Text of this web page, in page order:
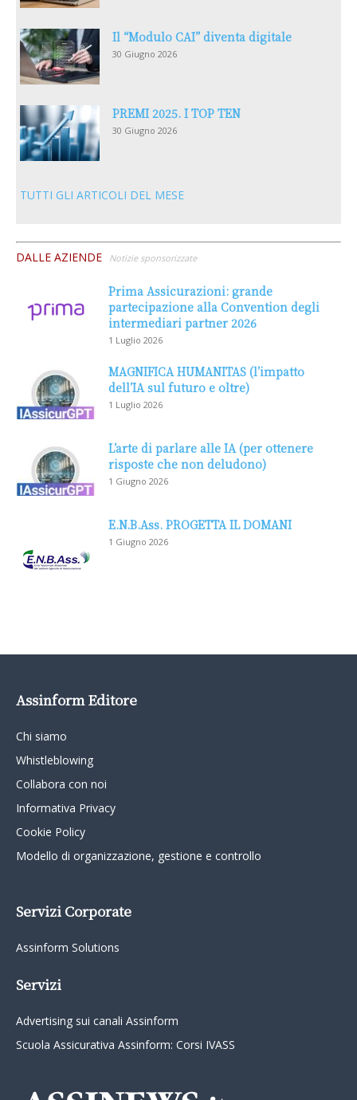
Il “Modulo CAI” diventa digitale
30 Giugno 2026
PREMI 2025. I TOP TEN
30 Giugno 2026
TUTTI GLI ARTICOLI DEL MESE
DALLE AZIENDE Notizie sponsorizzate
Prima Assicurazioni: grande
partecipazione alla Convention degli
intermediari partner 2026
1 Luglio 2026
MAGNIFICA HUMANITAS (l’impatto
dell’IA sul futuro e oltre)
1 Luglio 2026
L’arte di parlare alle IA (per ottenere
risposte che non deludono)
1 Giugno 2026
E.N.B.Ass. PROGETTA IL DOMANI
1 Giugno 2026
Assinform Editore
Chi siamo
Whistleblowing
Collabora con noi
Informativa Privacy
Cookie Policy
Modello di organizzazione, gestione e controllo
Servizi Corporate
Assinform Solutions
Servizi
Advertising sui canali Assinform
Scuola Assicurativa Assinform: Corsi IVASS